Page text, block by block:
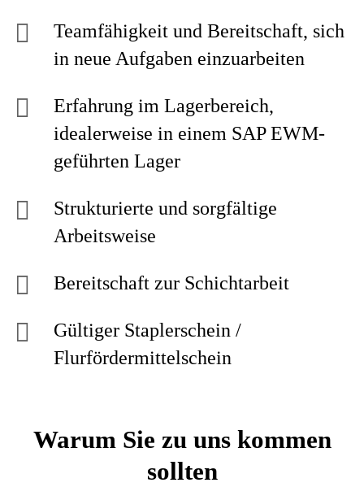
Teamfähigkeit und Bereitschaft, sich
in neue Aufgaben einzuarbeiten
Erfahrung im Lagerbereich,
idealerweise in einem SAP EWM-
geführten Lager
Strukturierte und sorgfältige
Arbeitsweise
Bereitschaft zur Schichtarbeit
Gültiger Staplerschein /
Flurfördermittelschein
Warum Sie zu uns kommen
sollten